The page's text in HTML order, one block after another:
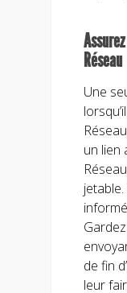
Réseau
Une
un lien
de fin
leur